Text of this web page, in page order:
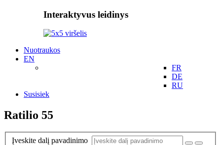
Interaktyvus leidinys
Nuotraukos
EN
FR
DE
RU
Susisiek
Ratilio 55
Įveskite dalį pavadinimo